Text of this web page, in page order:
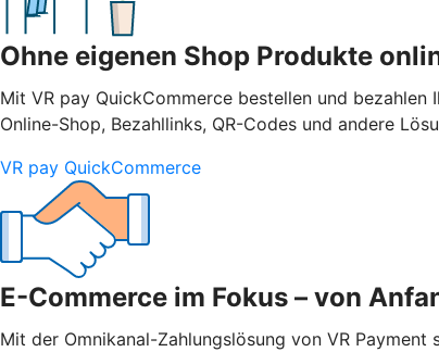
Ohne eigenen Shop Produkte
Mit VR pay QuickCommerce bestellen und bezahlen
Online-Shop, Bezahllinks, QR-Codes und andere
VR pay QuickCommerce
E-Commerce im Fokus – von
Mit der Omnikanal-Zahlungslösung von VR